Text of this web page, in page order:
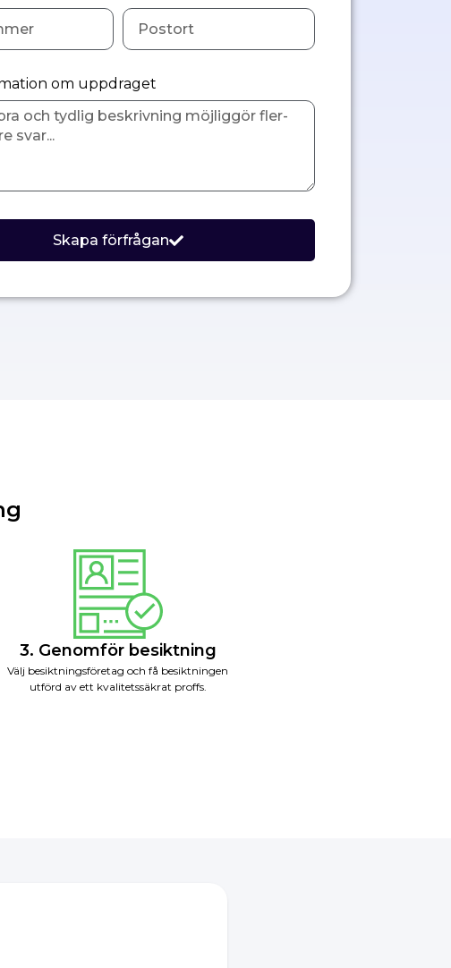
om uppdraget
Skapa förfrågan
3. Genomför besiktning
Välj besiktningsföretag och få besiktningen
utförd av ett kvalitetssäkrat proffs.